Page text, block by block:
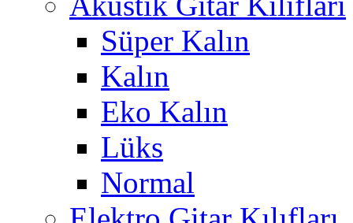
Süper Kalın
Kalın
Eko Kalın
Lüks
Normal